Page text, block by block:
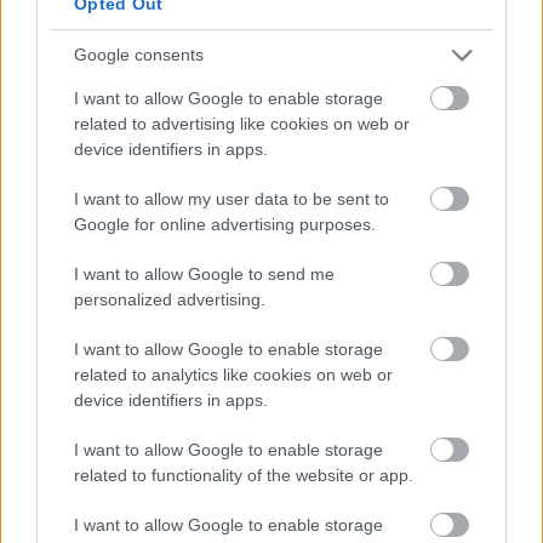
Google consents
I want to allow Google to enable storage
related to advertising like cookies on web or
device identifiers in apps.
I want to allow my user data to be sent to
Google for online advertising purposes.
I want to allow Google to send me
personalized advertising.
I want to allow Google to enable storage
related to analytics like cookies on web or
device identifiers in apps.
I want to allow Google to enable storage
related to functionality of the website or app.
I want to allow Google to enable storage
«Ήταν μια ειδική περίοδος που συνέβαλε στην
άνοιξη της πληροφορικής στην Ελλάδα»,
ανέφερε χαρακτηριστικά, σημειώνοντας ότι η
χώρα κατάφερε να απορροφήσει σημαντικούς
πόρους επειδή ο κλάδος ήταν περισσότερο
ώριμος και καλύτερα προετοιμασμένος σε σχέση